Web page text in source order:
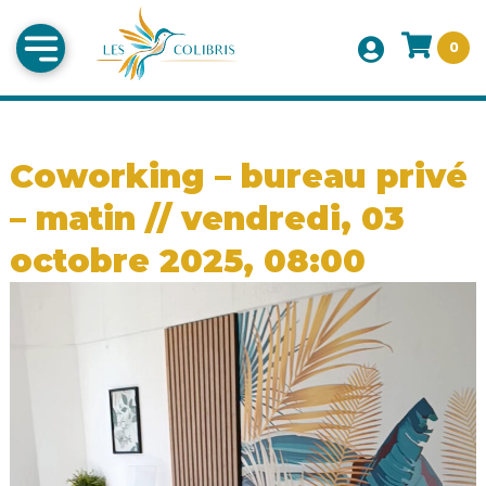
0
Coworking – bureau privé
– matin // vendredi, 03
octobre 2025, 08:00